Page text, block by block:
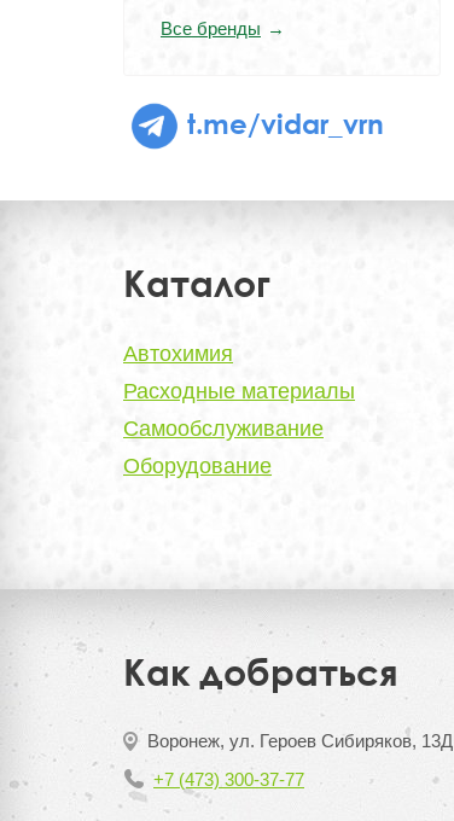
Все бренды
t.me/vidar_vrn
Каталог
Автохимия
Расходные материалы
Самообслуживание
Оборудование
Как добраться
Воронеж, ул. Героев Сибиряков, 13Д
+7 (473) 300-37-77